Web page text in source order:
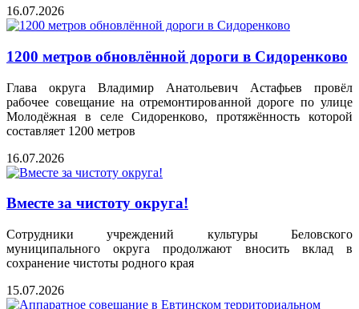
16.07.2026
1200 метров обновлённой дороги в Сидоренково
Глава округа Владимир Анатольевич Астафьев провёл
рабочее совещание на отремонтированной дороге по улице
Молодёжная в селе Сидоренково, протяжённость которой
составляет 1200 метров
16.07.2026
Вместе за чистоту округа!
Сотрудники учреждений культуры Беловского
муниципального округа продолжают вносить вклад в
сохранение чистоты родного края
15.07.2026